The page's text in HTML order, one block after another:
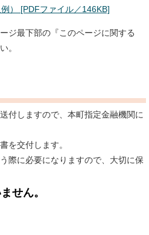
） [PDFファイル／146KB]
ジ最下部の『このページに関する
。
付しますので、本町指定金融機関に
を交付します。
際に必要になりますので、大切に保
せん。